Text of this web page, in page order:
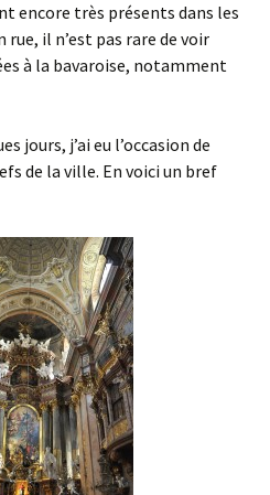
encore très présents dans les
il n’est pas rare de voir
à la bavaroise, notamment
jours, j’ai eu l’occasion de
de la ville. En voici un bref